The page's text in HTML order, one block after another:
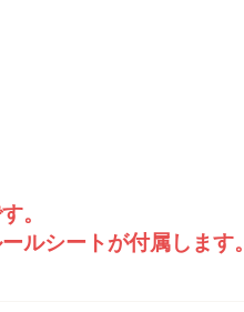
。
ルシートが付属します。